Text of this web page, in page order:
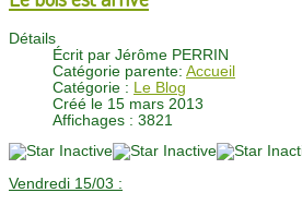
Détails
Écrit par Jérôme PERRIN
Catégorie parente: Accueil
Catégorie :
Le Blog
Créé le 15 mars 2013
Affichages : 3821
Vendredi 15/03 :